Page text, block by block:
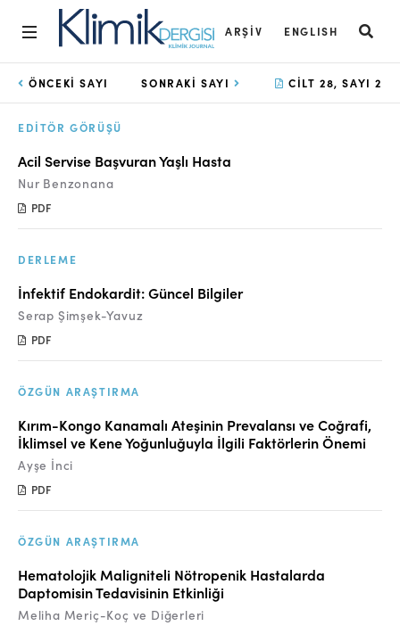
ARŞIV ENGLISH
Ana Sayfa
Arşiv
Amaç ve Kapsam
Açık Erişim İlkesi
Yayın Kurulu
Etik İlkeler
Editoryal Süreç
Danışmanlık Süreci
Yazarlara Bilgi
Online Makale Gönderimi
Dizinler
Telif Hakları
İletişim
FACEBOOK TWITTER YOUTUBE
ÖNCEKI SAYI SONRAKI SAYI CILT 28, SAYI 2
EDITÖR GÖRÜŞÜ
Acil Servise Başvuran Yaşlı Hasta
Nur Benzonana
PDF
DERLEME
İnfektif Endokardit: Güncel Bilgiler
Serap Şimşek-Yavuz
PDF
ÖZGÜN ARAŞTIRMA
Kırım-Kongo Kanamalı Ateşinin Prevalansı ve Coğrafi,
İklimsel ve Kene Yoğunluğuyla İlgili Faktörlerin Önemi
Ayşe İnci
PDF
ÖZGÜN ARAŞTIRMA
Hematolojik Maligniteli Nötropenik Hastalarda
Daptomisin Tedavisinin Etkinliği
Meliha Meriç-Koç ve Diğerleri